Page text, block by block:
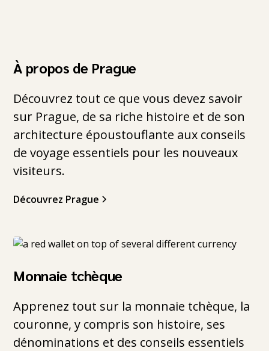
À propos de Prague
Découvrez tout ce que vous devez savoir
sur Prague, de sa riche histoire et de son
architecture époustouflante aux conseils
de voyage essentiels pour les nouveaux
visiteurs.
Découvrez Prague
Monnaie tchèque
Apprenez tout sur la monnaie tchèque, la
couronne, y compris son histoire, ses
dénominations et des conseils essentiels